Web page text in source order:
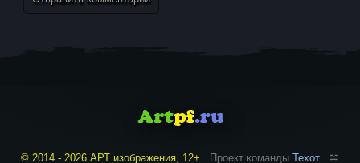
© 2014 - 2026 АРТ изображения, 12+ Проект команды Техот 𝌴